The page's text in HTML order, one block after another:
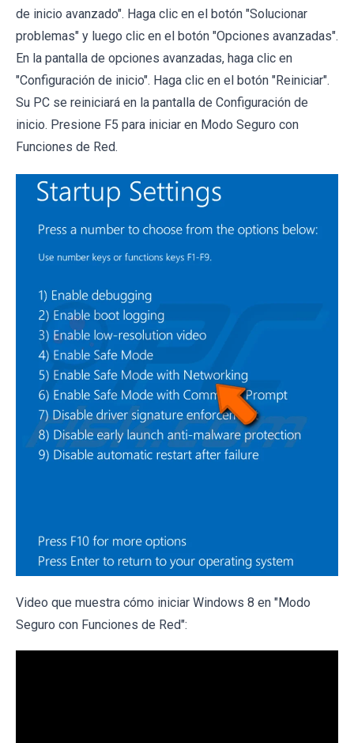
de inicio avanzado". Haga clic en el botón "Solucionar
problemas" y luego clic en el botón "Opciones avanzadas".
En la pantalla de opciones avanzadas, haga clic en
"Configuración de inicio". Haga clic en el botón "Reiniciar".
Su PC se reiniciará en la pantalla de Configuración de
inicio. Presione F5 para iniciar en Modo Seguro con
Funciones de Red.
Video que muestra cómo iniciar Windows 8 en "Modo
Seguro con Funciones de Red":